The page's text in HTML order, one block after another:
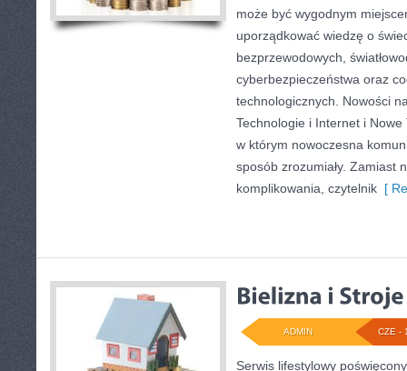
może być wygodnym
uporządkować wiedzę o
bezprzewodowych,
cyberbezpieczeństwa oraz
technologicznych. Nowości
Technologie i Internet i
w którym nowoczesna
sposób zrozumiały. Zamiast
komplikowania, czytelnik [
CZE -
ADMIN
Serwis lifestylowy